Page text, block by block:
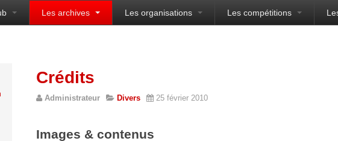
Gouesnousien
Les archives Les organisations Les compétitions
Crédits
Administrateur Divers 25 février 2010
Images & contenus